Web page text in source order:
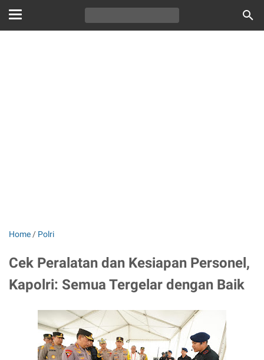
Home / Polri
Cek Peralatan dan Kesiapan Personel,
Kapolri: Semua Tergelar dengan Baik